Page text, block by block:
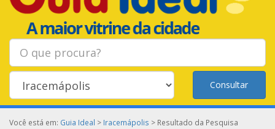
Consultar
Você está em: Guia Ideal > Iracemápolis > Resultado da Pesquisa